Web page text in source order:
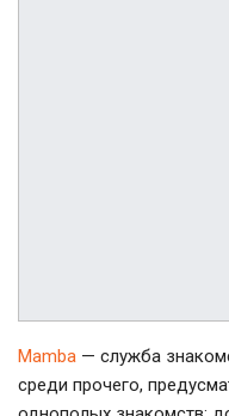
Mamba — служба
среди прочего,